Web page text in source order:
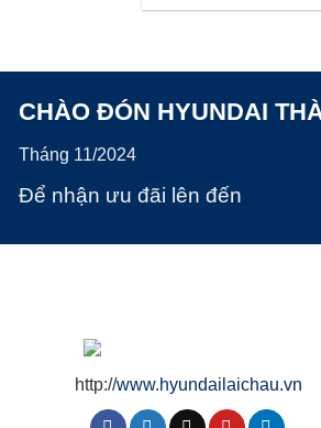
CHÀO ĐÓN HYUNDAI
Tháng 11/2024
Để nhận ưu đãi lên đến
http://www.hyundailaichau.vn